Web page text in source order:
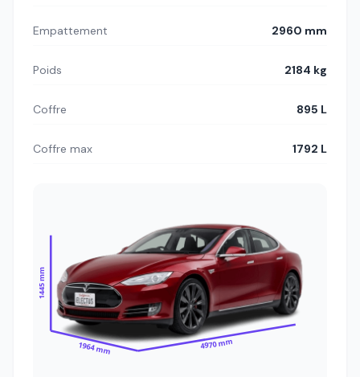
Empattement 2960 mm
Poids 2184 kg
Coffre 895 L
Coffre max 1792 L
1445 mm
1964 mm 4970 mm